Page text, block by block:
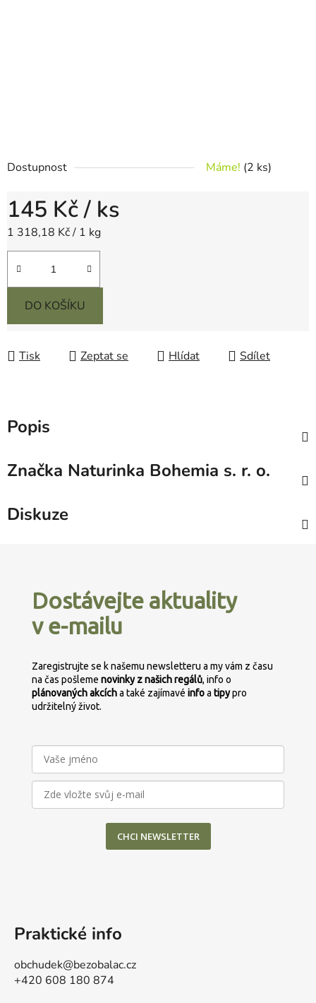
Dostupnost Máme! (2 ks)
145 Kč/ ks
Měrná cena:
1 318,18 Kč / 1 kg
DO KOŠÍKU
Tisk Zeptat se Hlídat Sdílet
Popis
Značka Naturinka Bohemia s. r. o.
Diskuze
Dostávejte aktuality
v e-mailu
Zaregistrujte se k našemu newsletteru a my vám z času
na čas pošleme novinky z našich regálů, info o
plánovanýchakcícha také zajímavé infoa tipypro
udržitelný život.
CHCI NEWSLETTER
Praktické info
obchudek@bezobalac.cz
+420 608 180 874